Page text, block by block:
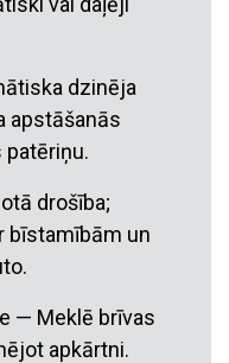
dzinēja
apstāšanās
patēriņu.
drošība;
bīstamībām un
— Meklē brīvas
apkārtni.